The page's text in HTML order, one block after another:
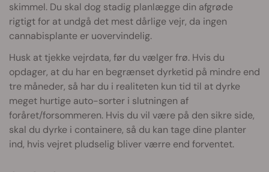
skimmel. Du skal dog stadig planlægge din afgrøde
rigtigt for at undgå det mest dårlige vejr, da ingen
cannabisplante er uovervindelig.
Husk at tjekke vejrdata, før du vælger frø. Hvis du
opdager, at du har en begrænset dyrketid på mindre end
tre måneder, så har du i realiteten kun tid til at dyrke
meget hurtige auto-sorter i slutningen af
foråret/forsommeren. Hvis du vil være på den sikre side,
skal du dyrke i containere, så du kan tage dine planter
ind, hvis vejret pludselig bliver værre end forventet.